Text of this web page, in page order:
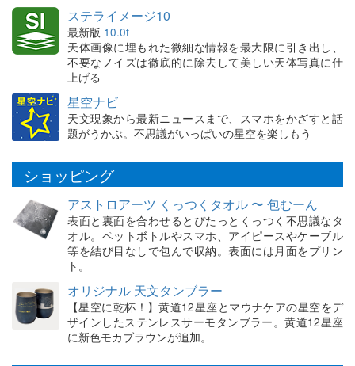
ステライメージ10
最新版 10.0f
天体画像に埋もれた微細な情報を最大限に引き出し、
不要なノイズは徹底的に除去して美しい天体写真に仕
上げる
星空ナビ
天文現象から最新ニュースまで、スマホをかざすと話
題がうかぶ。不思議がいっぱいの星空を楽しもう
ショッピング
アストロアーツ くっつくタオル 〜 包むーん
表面と裏面を合わせるとぴたっとくっつく不思議なタ
オル。ペットボトルやスマホ、アイピースやケーブル
等を結び目なしで包んで収納。表面には月面をプリン
ト。
オリジナル 天文タンブラー
【星空に乾杯！】黄道12星座とマウナケアの星空をデ
ザインしたステンレスサーモタンブラー。黄道12星座
に新色モカブラウンが追加。